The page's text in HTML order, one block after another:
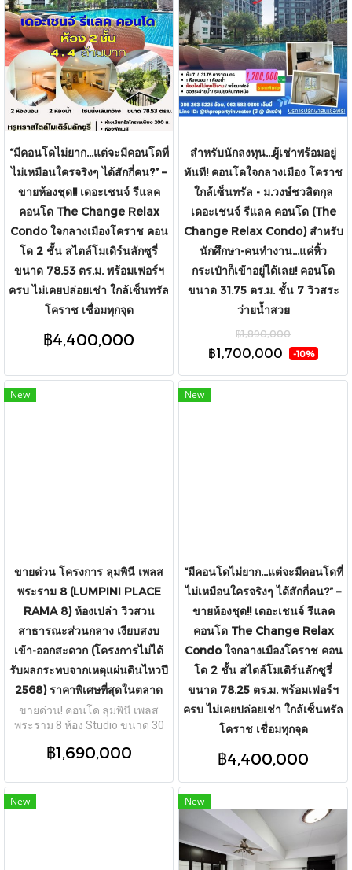
“มีคอนโดไม่ยาก...แต่จะมีคอนโดที่
ไม่เหมือนใครจริงๆ ได้สักกี่คน?” –
ขายห้องชุด!! เดอะเชนจ์ รีแลค
คอนโด The Change Relax
Condo ใจกลางเมืองโคราช คอน
โด 2 ชั้น สไตล์โมเดิร์นลักซูรี่
ขนาด 78.53 ตร.ม. พร้อมเฟอร์ฯ
ครบ ไม่เคยปล่อยเช่า ใกล้เซ็นทรัล
โคราช เชื่อมทุกจุด
฿4,400,000
สำหรับนักลงทุน...ผู้เช่าพร้อมอยู่
ทันที! คอนโดใจกลางเมือง โคราช
ใกล้เซ็นทรัล - ม.วงษ์ชวลิตกุล
เดอะเชนจ์ รีแลค คอนโด (The
Change Relax Condo) สำหรับ
นักศึกษา-คนทำงาน...แค่หิ้ว
กระเป๋าก็เข้าอยู่ได้เลย! คอนโด
ขนาด 31.75 ตร.ม. ชั้น 7 วิวสระ
ว่ายน้ำสวย
฿1,890,000
฿1,700,000 -10%
New
ขายด่วน โครงการ ลุมพินี เพลส
พระราม 8 (LUMPINI PLACE
RAMA 8) ห้องเปล่า วิวสวน
สาธารณะส่วนกลาง เงียบสงบ
เข้า-ออกสะดวก (โครงการไม่ได้
รับผลกระทบจากเหตุแผ่นดินไหวปี
2568) ราคาพิเศษที่สุดในตลาด
ขายด่วน! คอนโด ลุมพินี เพลส
พระราม 8 ห้อง Studio ขนาด 30
สาธารณะส่วนกลาง ใกล้สะพาน
1.69 ล้านบาท
฿1,690,000
New
“มีคอนโดไม่ยาก...แต่จะมีคอนโดที่
ไม่เหมือนใครจริงๆ ได้สักกี่คน?” –
ขายห้องชุด!! เดอะเชนจ์ รีแลค
คอนโด The Change Relax
Condo ใจกลางเมืองโคราช คอน
โด 2 ชั้น สไตล์โมเดิร์นลักซูรี่
ขนาด 78.25 ตร.ม. พร้อมเฟอร์ฯ
ครบ ไม่เคยปล่อยเช่า ใกล้เซ็นทรัล
โคราช เชื่อมทุกจุด
฿4,400,000
New New